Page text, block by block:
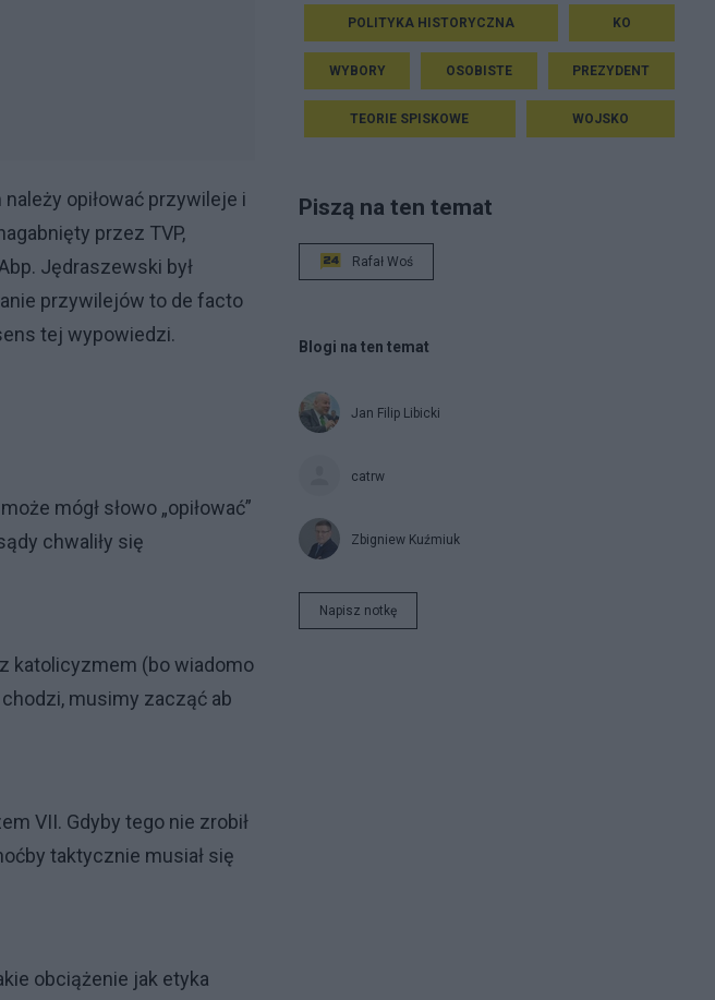
opiłować przywileje i
przez TVP,
Jędraszewski był
przywilejów to de facto
tej wypowiedzi.
mógł słowo „opiłować”
chwaliły się
katolicyzmem (bo wiadomo
musimy zacząć ab
VII. Gdyby tego nie zrobił
taktycznie musiał się
obciążenie jak etyka
POLITYKA HISTORYCZNA KO
WYBORY OSOBISTE PREZYDENT
TEORIE SPISKOWE WOJSKO
Piszą na ten temat
Rafał Woś
Blogi na ten temat
Jan Filip Libicki
catrw
Zbigniew Kuźmiuk
Napisz notkę